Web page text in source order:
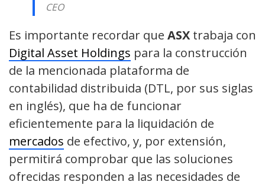
CEO
Es importante recordar que ASX trabaja con
Digital Asset Holdings para la construcción
de la mencionada plataforma de
contabilidad distribuida (DTL, por sus siglas
en inglés), que ha de funcionar
eficientemente para la liquidación de
mercados de efectivo, y, por extensión,
permitirá comprobar que las soluciones
ofrecidas responden a las necesidades de